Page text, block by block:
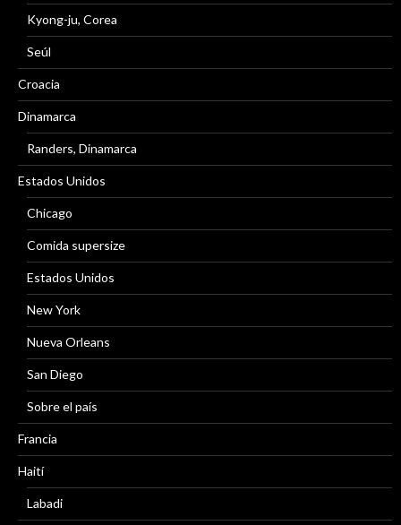
Kyong-ju, Corea
Seúl
Croacia
Dinamarca
Randers, Dinamarca
Estados Unidos
Chicago
Comida supersize
Estados Unidos
New York
Nueva Orleans
San Diego
Sobre el país
Francia
Haití
Labadi